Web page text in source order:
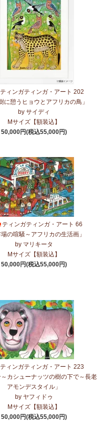
ティンガティンガ・アート 202
に憩うヒョウとアフリカの鳥」
by サイディ
Mサイズ【額装込】
50,000円(税込55,000円)
ティンガティンガ・アート 66
場の喧騒～アフリカの生活画」
by マリキータ
Mサイズ【額装込】
50,000円(税込55,000円)
ティンガティンガ・アート 223
～カシューナッツの樹の下で～長老
アモンデスタイル」
by ヤフィドゥ
Mサイズ【額装込】
50,000円(税込55,000円)